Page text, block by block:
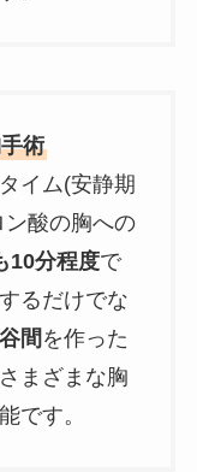
術
イム(安静期
酸の胸への
10分程度で
るだけでな
谷間 を作った
まざまな胸
です。